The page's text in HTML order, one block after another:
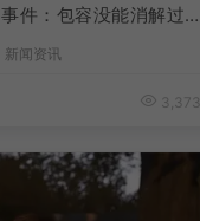
事件：包容没能消解过
新闻资讯
3,373